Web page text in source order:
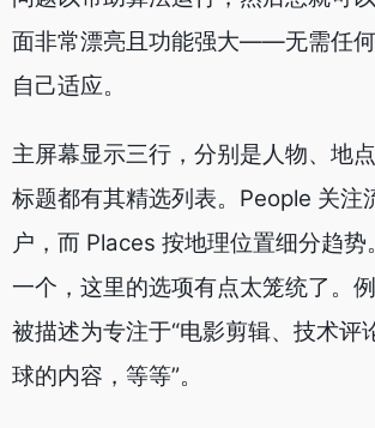
面非常漂亮且功能强大——无需任
自己适应。
主屏幕显示三行，分别是人物、地
标题都有其精选列表。People 关注
户，而 Places 按地理位置细分趋
一个，这里的选项有点太笼统了。
被描述为专注于“电影剪辑、技术评
球的内容，等等”。